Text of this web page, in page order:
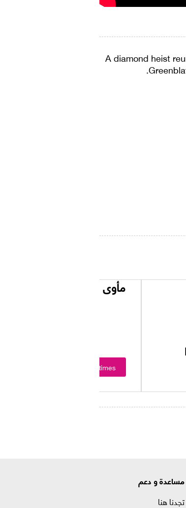
A diamond heist
مأوى
Showtimes
مساعدة و دعم
تجدنا هنا